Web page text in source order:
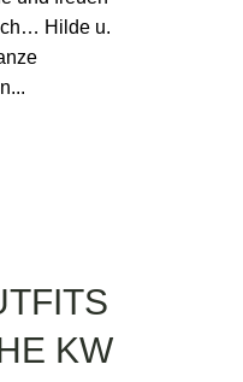
Hilde u.
KW